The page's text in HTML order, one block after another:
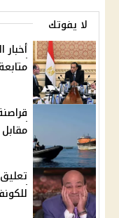
لا يفوتك